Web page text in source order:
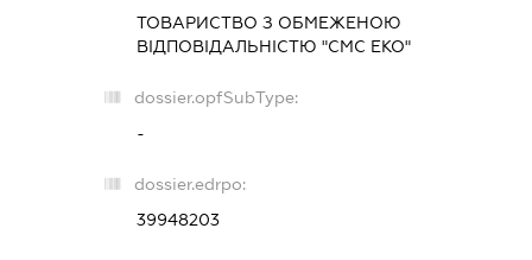
ТОВАРИСТВО З ОБМЕЖЕНОЮ
ВІДПОВІДАЛЬНІСТЮ "СМС ЕКО"
dossier.opfSubType:
-
dossier.edrpo:
39948203